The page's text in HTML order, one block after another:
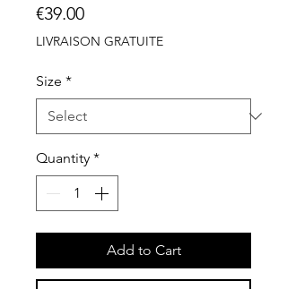
€39.00Price
LIVRAISON GRATUITE
Size *
Quantity *
Add to Cart